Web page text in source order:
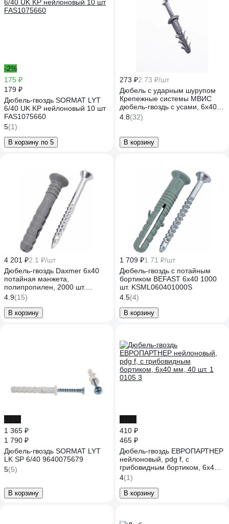
-2%
175 ₽
179 ₽
Дюбель-гвоздь SORMAT LYT
6/40 UK KP нейлоновый 10 шт
FAS1075660
5(1)
В корзину по 5
273 ₽2.73 ₽/шт
Дюбель с ударным шурупом
Крепежные системы МВИС
дюбель-гвоздь с усами, 6x40
мм, полипропилен, буртик,
100 шт. ДБМ0640Б
4.8(32)
В корзину
4 201 ₽2.1 ₽/шт
Дюбель-гвоздь Daxmer 6x40
потайная манжета,
полипропилен, 2000 шт.
00000312607
4.9(15)
В корзину
1 709 ₽1.71 ₽/шт
Дюбель-гвоздь с потайным
бортиком BEFAST 6x40 1000
шт. KSML060401000S
4.5(4)
В корзину
1 365 ₽
1 790 ₽
Дюбель-гвоздь SORMAT LYT
LK SP 6/40 9640075679
5(5)
В корзину
410 ₽
465 ₽
Дюбель-гвоздь ЕВРОПАРТНЕР
нейлоновый, pdg f, с
грибовидным бортиком, 6x40
мм, 40 шт. 1 0105 3
4(1)
В корзину